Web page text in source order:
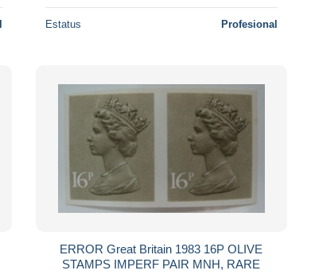
Estatus Profesional
ERROR Great Britain 1983 16P OLIVE
STAMPS IMPERF PAIR MNH, RARE